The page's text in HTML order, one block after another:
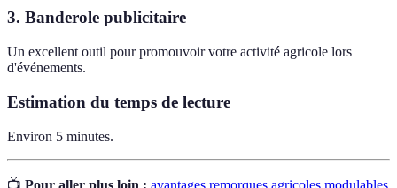
3. Banderole publicitaire
Un excellent outil pour promouvoir votre activité agricole lors
d'événements.
Estimation du temps de lecture
Environ 5 minutes.
📺 Pour aller plus loin : avantages remorques agricoles modulables